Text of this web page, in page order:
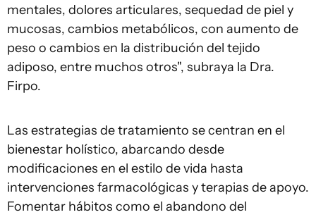
mentales, dolores articulares, sequedad de piel y
mucosas, cambios metabólicos, con aumento de
peso o cambios en la distribución del tejido
adiposo, entre muchos otros", subraya la Dra.
Firpo.
Las estrategias de tratamiento se centran en el
bienestar holístico, abarcando desde
modificaciones en el estilo de vida hasta
intervenciones farmacológicas y terapias de apoyo.
Fomentar hábitos como el abandono del